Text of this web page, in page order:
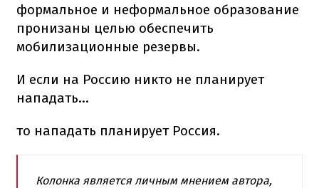
формальное и неформальное образование
пронизаны целью обеспечить
мобилизационные резервы.
И если на Россию никто не планирует
нападать...
то нападать планирует Россия.
Колонка является личным мнением автора,